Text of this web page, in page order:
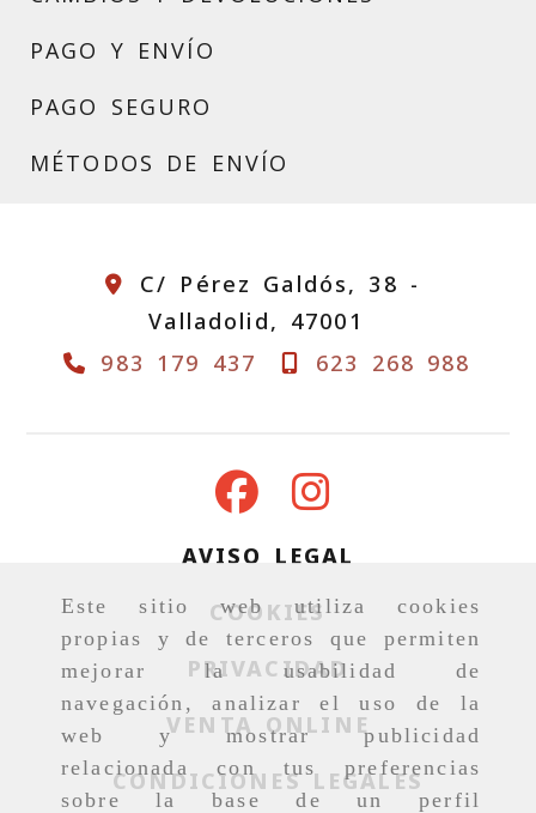
Este sitio web utiliza cookies
propias y de terceros que permiten
mejorar la usabilidad de
navegación, analizar el uso de la
web y mostrar publicidad
relacionada con tus preferencias
sobre la base de un perfil
PAGO Y ENVÍO
PAGO SEGURO
MÉTODOS DE ENVÍO
C/ Pérez Galdós, 38 -
Valladolid, 47001
983 179 437
623 268 988
AVISO LEGAL
COOKIES
PRIVACIDAD
VENTA ONLINE
CONDICIONES LEGALES